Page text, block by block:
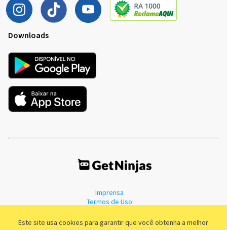
Este site usa cookies para garantir que você obtenha a melhor
Downloads
Imprensa
Termos de Uso